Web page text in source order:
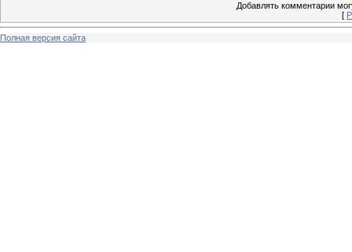
Добавлять комментарии
[
Полная версия сайта